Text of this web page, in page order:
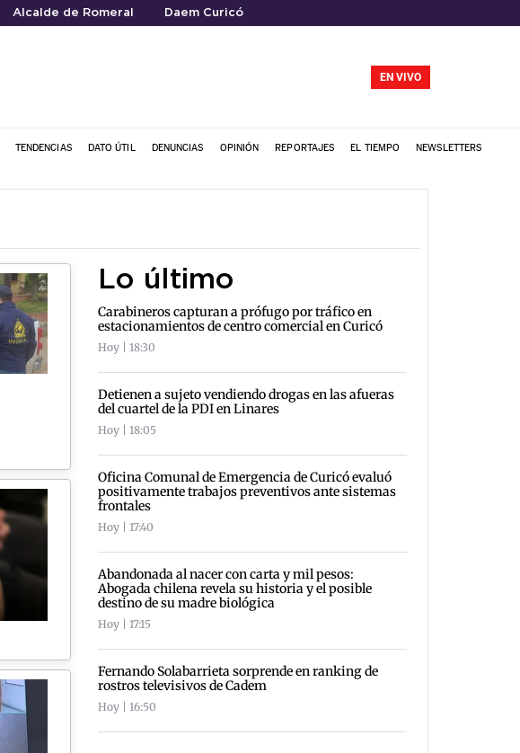
Alcalde de Romeral Daem Curicó
EN VIVO
TENDENCIAS DATO ÚTIL DENUNCIAS OPINIÓN REPORTAJES EL TIEMPO NEWSLETTERS
Lo último
Carabineros capturan a prófugo por tráfico en
estacionamientos de centro comercial en Curicó
Hoy | 18:30
Detienen a sujeto vendiendo drogas en las afueras
del cuartel de la PDI en Linares
Hoy | 18:05
Oficina Comunal de Emergencia de Curicó evaluó
positivamente trabajos preventivos ante sistemas
frontales
Hoy | 17:40
Abandonada al nacer con carta y mil pesos:
Abogada chilena revela su historia y el posible
destino de su madre biológica
Hoy | 17:15
Fernando Solabarrieta sorprende en ranking de
rostros televisivos de Cadem
Hoy | 16:50